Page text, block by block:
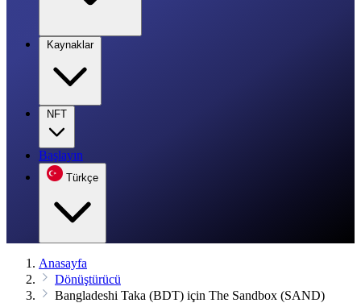
Kaynaklar
NFT
Başlayın
Türkçe
Anasayfa
Dönüştürücü
Bangladeshi Taka (BDT) için The Sandbox (SAND)